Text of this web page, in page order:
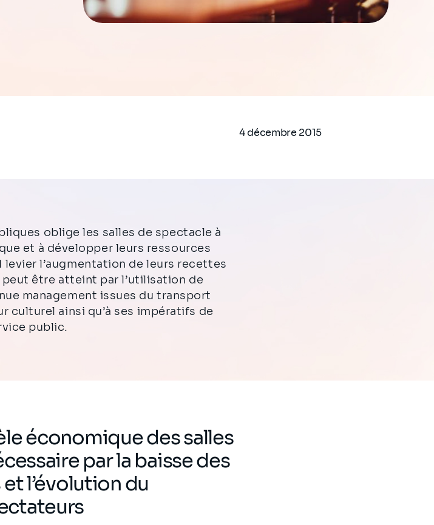
4 décembre 2015
et à développer leurs ressources
l’augmentation de leurs recettes
être atteint par l’utilisation de
management issues du transport
culturel ainsi qu’à ses impératifs de
public.
économique des salles
par la baisse des
l’évolution du